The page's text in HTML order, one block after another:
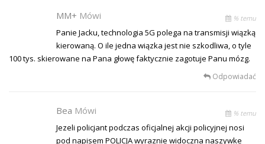
MM+ Mówi % temu
Panie Jacku, technologia 5G polega na transmisji wiązką
kierowaną. O ile jedna wiązka jest nie szkodliwa, o tyle
100 tys. skierowane na Pana głowę faktycznie zagotuje Panu mózg.
Odpowiadać
Bea Mówi % temu
Jezeli policjant podczas oficjalnej akcji policyjnej nosi
pod napisem POLICJA wyraznie widoczna naszywke